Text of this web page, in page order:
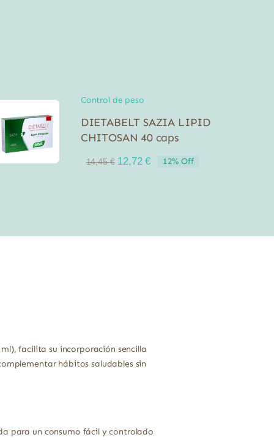
Control de peso
DIETABELT SAZIA LIPID
CHITOSAN 40 caps
14,45€ El
12,72€El
12% Off
facilita su incorporación sencilla
hábitos saludables sin
para un consumo fácil y controlado